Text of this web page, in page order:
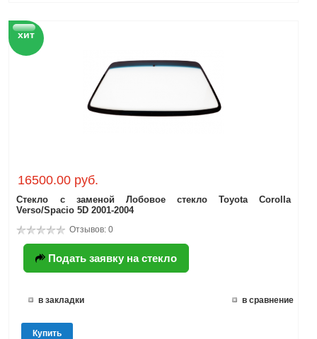
хит
16500.00 руб.
Стекло с заменой Лобовое стекло Toyota Corolla
Verso/Spacio 5D 2001-2004
Отзывов: 0
Подать заявку на стекло
в закладки в сравнение
Купить